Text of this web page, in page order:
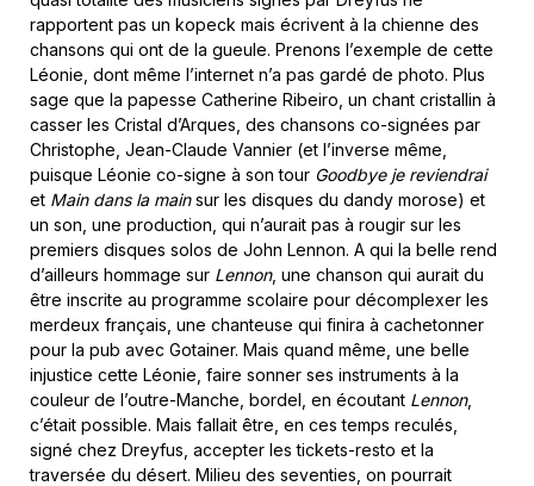
rapportent pas un kopeck mais écrivent à la chienne des
chansons qui ont de la gueule. Prenons l’exemple de cette
Léonie, dont même l’internet n’a pas gardé de photo. Plus
sage que la papesse Catherine Ribeiro, un chant cristallin à
casser les Cristal d’Arques, des chansons co-signées par
Christophe, Jean-Claude Vannier (et l’inverse même,
puisque Léonie co-signe à son tour Goodbye je reviendrai
et Main dans la mainsur les disques du dandy morose) et
un son, une production, qui n’aurait pas à rougir sur les
premiers disques solos de John Lennon. A qui la belle rend
d’ailleurs hommage sur Lennon, une chanson qui aurait du
être inscrite au programme scolaire pour décomplexer les
merdeux français, une chanteuse qui finira à cachetonner
pour la pub avec Gotainer. Mais quand même, une belle
injustice cette Léonie, faire sonner ses instruments à la
couleur de l’outre-Manche, bordel, en écoutant Lennon,
c’était possible. Mais fallait être, en ces temps reculés,
signé chez Dreyfus, accepter les tickets-resto et la
traversée du désert. Milieu des seventies, on pourrait